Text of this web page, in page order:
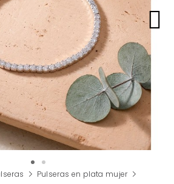
Pulseras en plata mujer